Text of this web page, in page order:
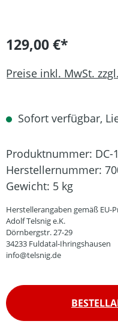
129,00 €*
Preise inkl. MwSt.
Sofort verfügbar,
Produktnummer: DC-
Herstellernummer:
Gewicht: 5 kg
Herstellerangaben gemäß EU-
Adolf Telsnig e.K.
Dörnbergstr. 27-29
34233 Fuldatal-Ihringshausen
info@telsnig.de